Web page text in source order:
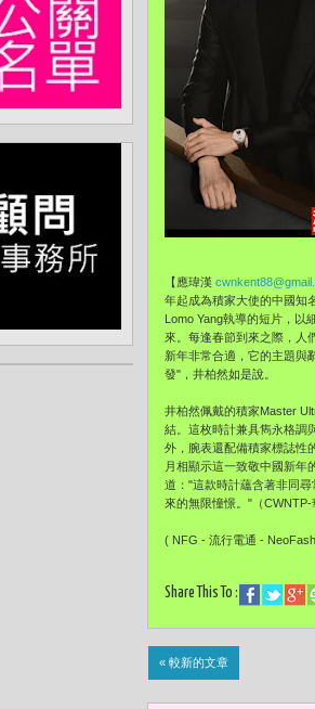
【應瑋漢
年起成為積家大使的中國知
Lomo Yang執導的短片，以
來。每逢春節到來之際，人
新年非常合適，它的主題與
發"，井柏然如是說。
井柏然佩戴的積家Master
結。這枚時計兼具雋永格調
外，腕表還配備積家標誌性
月相顯示這一致敬中國新年
道："這款時計蘊含著非同
來的無限憧憬。"（
( NFG - 流行電通 -
Share This To :
« 較新的文章